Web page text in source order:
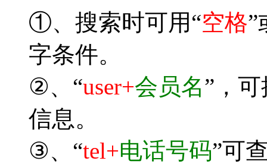
①、搜索时可用“空格”
字条件。
②、“user+会员名”，
信息。
③、“tel+电话号码”可